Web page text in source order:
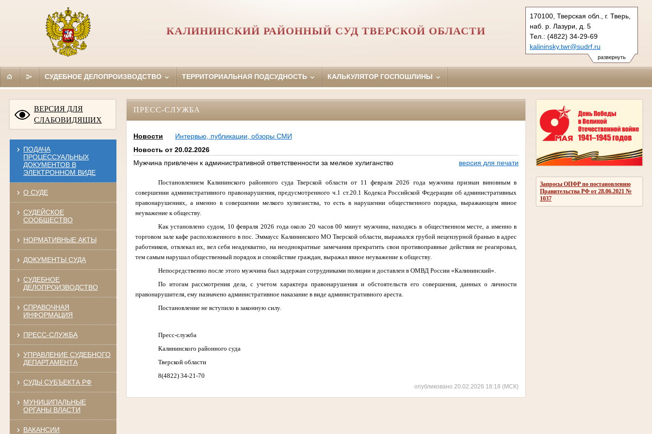
развернуть
170100, Тверская обл., г. Тверь,
наб. р. Лазури, д. 5
Тел.: (4822) 34-29-69
kalininsky.twr@sudrf.ru
КАЛИНИНСКИЙ РАЙОННЫЙ СУД ТВЕРСКОЙ ОБЛАСТИ
СУДЕБНОЕ ДЕЛОПРОИЗВОДСТВО ТЕРРИТОРИАЛЬНАЯ ПОДСУДНОСТЬ КАЛЬКУЛЯТОР ГОСПОШЛИНЫ
ВЕРСИЯ ДЛЯ
СЛАБОВИДЯЩИХ
ПОДАЧА
ПРОЦЕССУАЛЬНЫХ
ДОКУМЕНТОВ В
ЭЛЕКТРОННОМ ВИДЕ
О СУДЕ
СУДЕЙСКОЕ
СООБЩЕСТВО
НОРМАТИВНЫЕ АКТЫ
ДОКУМЕНТЫ СУДА
СУДЕБНОЕ
ДЕЛОПРОИЗВОДСТВО
СПРАВОЧНАЯ
ИНФОРМАЦИЯ
ПРЕСС-СЛУЖБА
УПРАВЛЕНИЕ СУДЕБНОГО
ДЕПАРТАМЕНТА
СУДЫ СУБЪЕКТА РФ
МУНИЦИПАЛЬНЫЕ
ОРГАНЫ ВЛАСТИ
ВАКАНСИИ
Запросы ОПФР по постановлению
Правительства РФ от 28.06.2021 №
1037
ПРЕСС-СЛУЖБА
Новости
Интервью, публикации, обзоры СМИ
Новость от 20.02.2026
Мужчина привлечен к административной ответственности за мелкое хулиганство
версия для печати
Постановлением Калининского районного суда Тверской области от 11 февраля 2026 года мужчина признан виновным в
совершении административного правонарушения, предусмотренного ч.1 ст.20.1 Кодекса Российской Федерации об административных
правонарушениях, а именно в совершении мелкого хулиганства, то есть в нарушении общественного порядка, выражающем явное
неуважение к обществу.
Как установлено судом, 10 февраля 2026 года около 20 часов 00 минут мужчина, находясь в общественном месте, а именно в
торговом зале кафе расположенного в пос. Эммаусс Калининского МО Тверской области, выражался грубой нецензурной бранью в адрес
работников, отвлекал их, вел себя неадекватно, на неоднократные замечания прекратить свои противоправные действия не реагировал,
тем самым нарушал общественный порядок и спокойствие граждан, выражал явное неуважение к обществу.
Непосредственно после этого мужчина был задержан сотрудниками полиции и доставлен в ОМВД России «Калининский».
По итогам рассмотрения дела, с учетом характера правонарушения и обстоятельств его совершения, данных о личности
правонарушителя, ему назначено административное наказание в виде административного ареста.
Постановление не вступило в законную силу.
Пресс-служба
Калининского районного суда
Тверской области
8(4822) 34-21-70
опубликовано 20.02.2026 18:18 (МСК)